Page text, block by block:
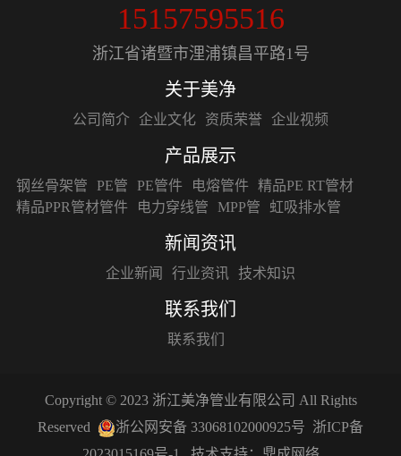
15157595516
浙江省诸暨市浬浦镇昌平路1号
关于美净
公司简介 企业文化 资质荣誉 企业视频
产品展示
钢丝骨架管 PE管 PE管件 电熔管件 精品PE RT管材
精品PPR管材管件
电力穿线管 MPP管 虹吸排水管
新闻资讯
企业新闻 行业资讯 技术知识
联系我们
联系我们
Copyright © 2023 浙江美净管业有限公司 All Rights
Reserved
浙公网安备 33068102000925号 浙ICP备